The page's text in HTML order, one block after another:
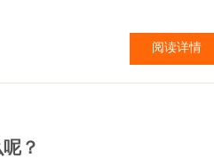
阅读详情
？